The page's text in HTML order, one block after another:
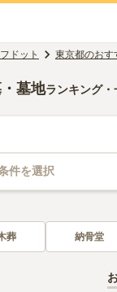
ドット 東京都のおす
墓地ランキング・
件を選択
葬 納骨堂